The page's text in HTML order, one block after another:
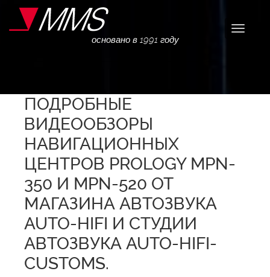
основано в 1991 году
ПОДРОБНЫЕ
ВИДЕООБЗОРЫ
НАВИГАЦИОННЫХ
ЦЕНТРОВ PROLOGY MPN-
350 И MPN-520 ОТ
МАГАЗИНА АВТОЗВУКА
AUTO-HIFI И СТУДИИ
АВТОЗВУКА AUTO-HIFI-
CUSTOMS.